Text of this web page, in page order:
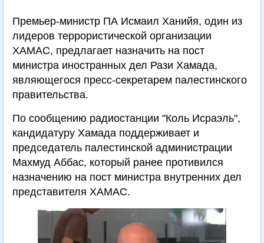
Премьер-министр ПА Исмаил Ханийя, один из
лидеров террористической организации
ХАМАС, предлагает назначить на пост
министра иностранных дел Рази Хамада,
являющегося пресс-секретарем палестинского
правительства.
По сообщению радиостанции "Коль Исраэль",
кандидатуру Хамада поддерживает и
председатель палестинской администрации
Махмуд Аббас, который ранее противился
назначению на пост министра внутренних дел
представителя ХАМАС.